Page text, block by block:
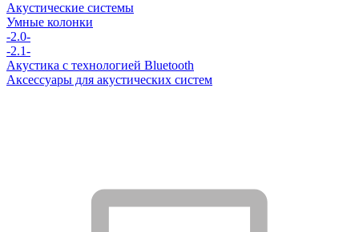
Акустические системы
Умные колонки
-2.0-
-2.1-
Акустика с технологией Bluetooth
Аксессуары для акустических систем